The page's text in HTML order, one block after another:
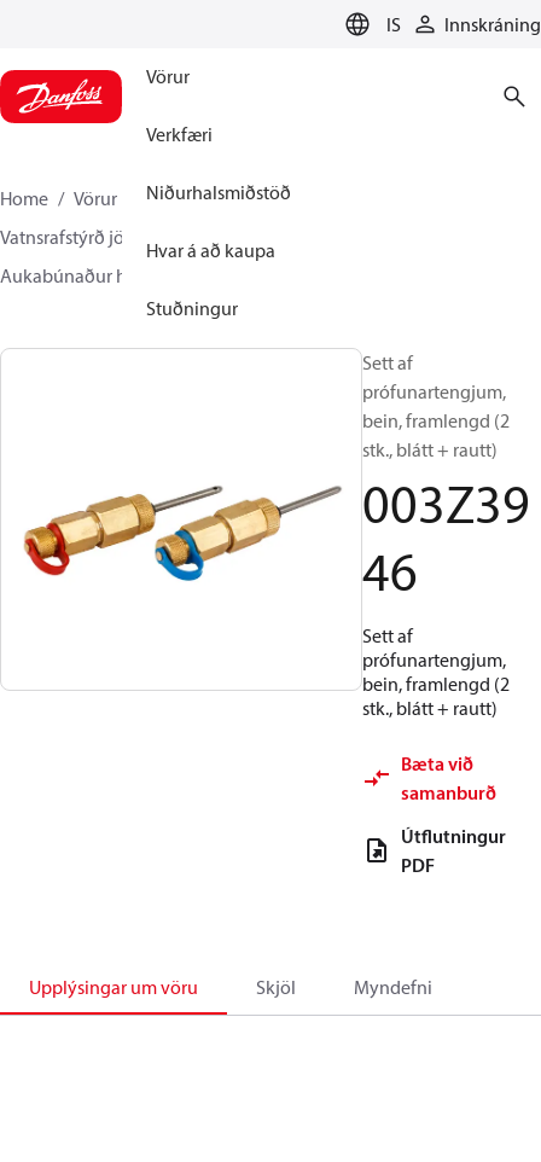
IS Innskráning
Vörur
Verkfæri
Niðurhalsmiðstöð
Hvar á að kaupa
Stuðningur
Home Vörur
Climate Solutions hitakerfi
Vatnsrafstýrð jöfnun og stýring
Aukabúnaður handv. jöfnunarloka
Sett af
prófunartengjum,
bein, framlengd (2
stk., blátt + rautt)
003Z39
46
Sett af
prófunartengjum,
bein, framlengd (2
stk., blátt + rautt)
Bæta við
samanburð
Útflutningur
PDF
Upplýsingar um vöru Skjöl Myndefni